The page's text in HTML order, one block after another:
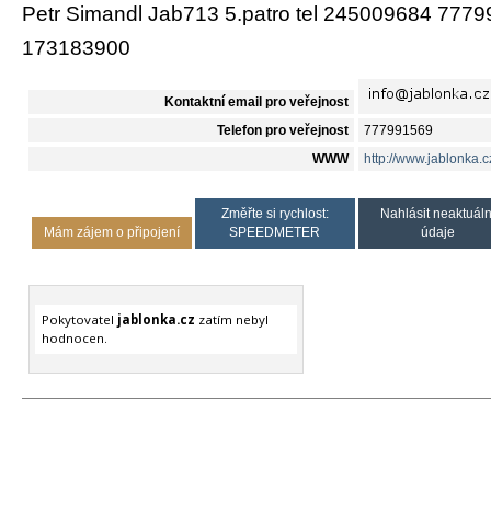
Petr Simandl Jab713 5.patro tel 245009684
173183900
Kontaktní email pro veřejnost
Telefon pro veřejnost 777991569
WWW http://
Mám zájem o připojení
Změřte si rychlost:
SPEEDMETER
Nahlásit
údaje
Pokytovatel jablonka.cz zatím nebyl
hodnocen.